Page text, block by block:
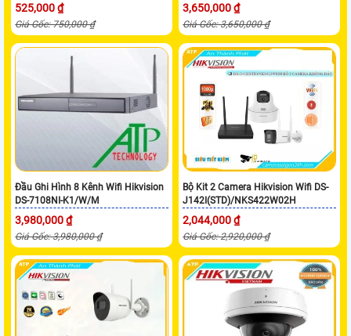
525,000 ₫
Giá Gốc: 750,000 ₫
3,650,000 ₫
Giá Gốc: 3,650,000 ₫
Đầu Ghi Hình 8 Kênh Wifi Hikvision
DS-7108NI-K1/W/M
3,980,000 ₫
Giá Gốc: 3,980,000 ₫
Bộ Kit 2 Camera Hikvision Wifi DS-
J142I(STD)/NKS422W02H
2,044,000 ₫
Giá Gốc: 2,920,000 ₫